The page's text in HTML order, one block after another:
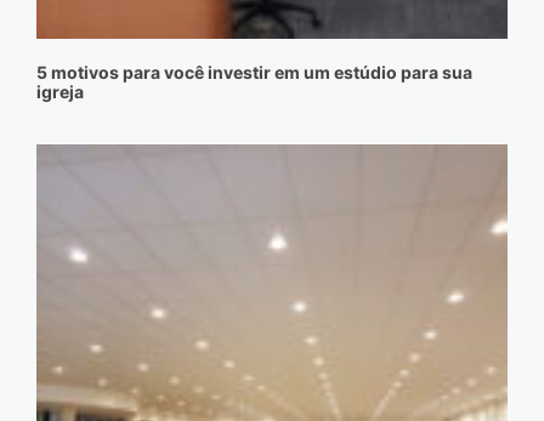
5 motivos para você investir em um estúdio para sua
igreja